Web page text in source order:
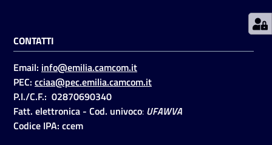
Accedi
CONTATTI
Email: info@emilia.camcom.it
PEC: cciaa@pec.emilia.camcom.it
P.I./C.F.: 02870690340
Fatt. elettronica - Cod. univoco: UFAWVA
Codice IPA: ccem